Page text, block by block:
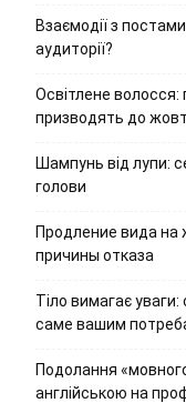
Взаємодії з
аудиторії?
Освітлене волосся:
призводять до
Шампунь від лупи:
голови
Продление вида на
причины отказа
Тіло вимагає
саме вашим
Подолання
англійською на